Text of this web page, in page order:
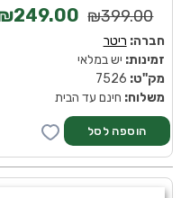
₪399.00
חברה: ריטר
זמינות: יש במלאי
מק''ט:
משלוח: חינם עד הבית